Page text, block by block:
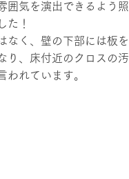
囲気を演出できるよう照
た！
なく、壁の下部には板を
り、床付近のクロスの汚
われています。